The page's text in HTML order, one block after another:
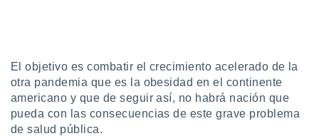
aceptar
de
sitio
En
El objetivo es combatir el crecimiento acelerado de la
otra pandemia que es la obesidad en el continente
americano y que de seguir así, no habrá nación que
pueda con las consecuencias de este grave problema
de salud pública.